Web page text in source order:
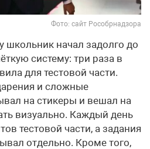
Фото: сайт Рособрнадзора
школьник начал задолго до
систему: три раза в
для тестовой части.
и сложные
на стикеры и вешал на
визуально. Каждый день
тестовой части, а задания
отдельно. Кроме того,